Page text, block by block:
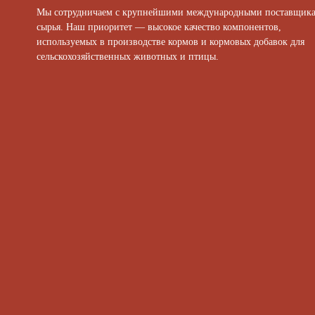
Мы сотрудничаем с крупнейшими международными
сырья. Наш приоритет — высокое качество компонентов,
используемых в производстве кормов и кормовых добавок для
сельскохозяйственных животных и птицы.